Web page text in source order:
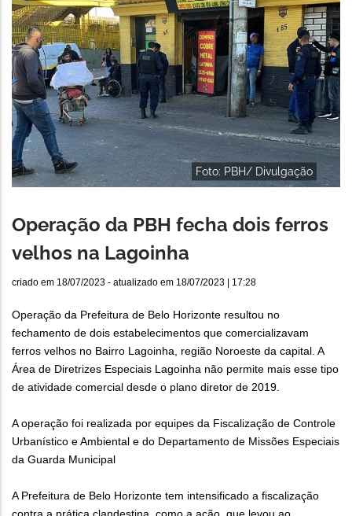
Foto: PBH/ Divulgação
Operação da PBH fecha dois ferros
velhos na Lagoinha
criado em 18/07/2023 - atualizado em 18/07/2023 | 17:28
Operação da Prefeitura de Belo Horizonte resultou no
fechamento de dois estabelecimentos que comercializavam
ferros velhos no Bairro Lagoinha, região Noroeste da capital. A
Área de Diretrizes Especiais Lagoinha não permite mais esse tipo
de atividade comercial desde o plano diretor de 2019.
A operação foi realizada por equipes da Fiscalização de Controle
Urbanístico e Ambiental e do Departamento de Missões Especiais
da Guarda Municipal
A Prefeitura de Belo Horizonte tem intensificado a fiscalização